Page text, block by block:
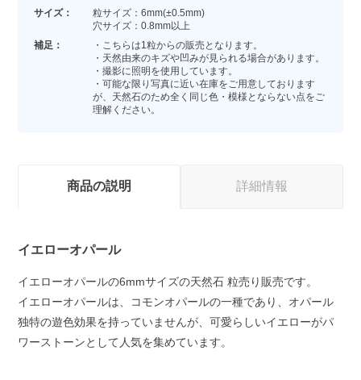
サイズ：
粒サイズ：6mm(±0.5mm)
穴サイズ：0.8mm以上
補足：
・こちらは1粒からの販売となります。
・天然由来のキズや凹みが見られる場合があります。
・撮影に照明を使用しています。
・可能な限り写真に近い在庫をご用意しております
が、天然石のため全く同じ色・模様とならない点をご
理解ください。
商品の説明 詳細情報
イエローオパール
イエローオパールの6mmサイズの天然石 粒売り販売です。
イエローオパールは、コモンオパールの一種であり、オパール
独特の遊色効果を持っていませんが、可愛らしいイエローがパ
ワーストーンとして人気を集めています。